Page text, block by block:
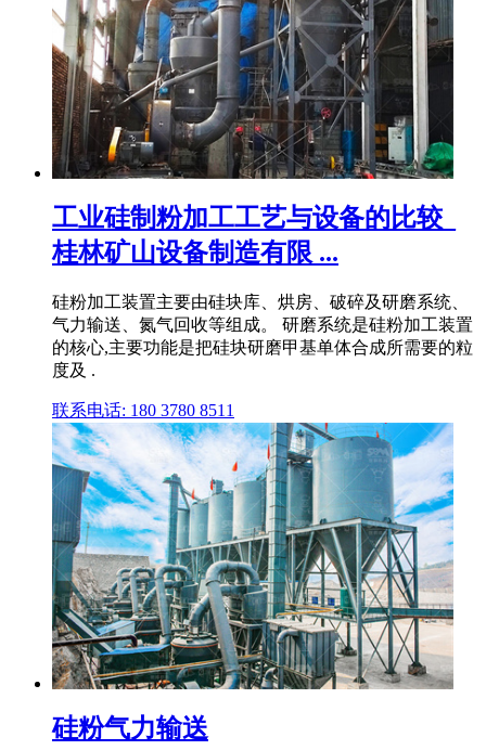
工业硅制粉加工工艺与设备的比较_
桂林矿山设备制造有限 ...
硅粉加工装置主要由硅块库、烘房、破碎及研磨系统、
气力输送、氮气回收等组成。 研磨系统是硅粉加工装置
的核心,主要功能是把硅块研磨甲基单体合成所需要的粒
度及 .
联系电话: 180 3780 8511
硅粉气力输送